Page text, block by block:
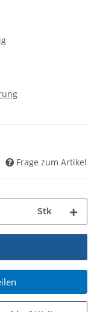
Frage zum Artikel
Stk